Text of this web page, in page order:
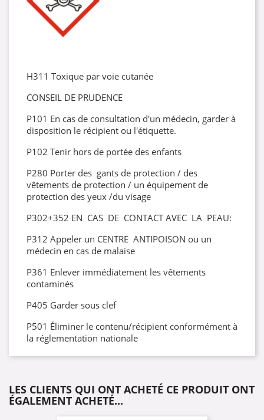
H311 Toxique par voie cutanée
CONSEIL DE PRUDENCE
P101 En cas de consultation d'un médecin, garder à
disposition le récipient ou l'étiquette.
P102 Tenir hors de portée des enfants
P280 Porter des gants de protection / des
vêtements de protection / un équipement de
protection des yeux /du visage
P302+352 EN CAS DE CONTACT AVEC LA PEAU:
P312 Appeler un CENTRE ANTIPOISON ou un
médecin en cas de malaise
P361 Enlever immédiatement les vêtements
contaminés
P405 Garder sous clef
P501 Éliminer le contenu/récipient conformément à
la réglementation nationale
LES CLIENTS QUI ONT ACHETÉ CE PRODUIT ONT
ÉGALEMENT ACHETÉ...